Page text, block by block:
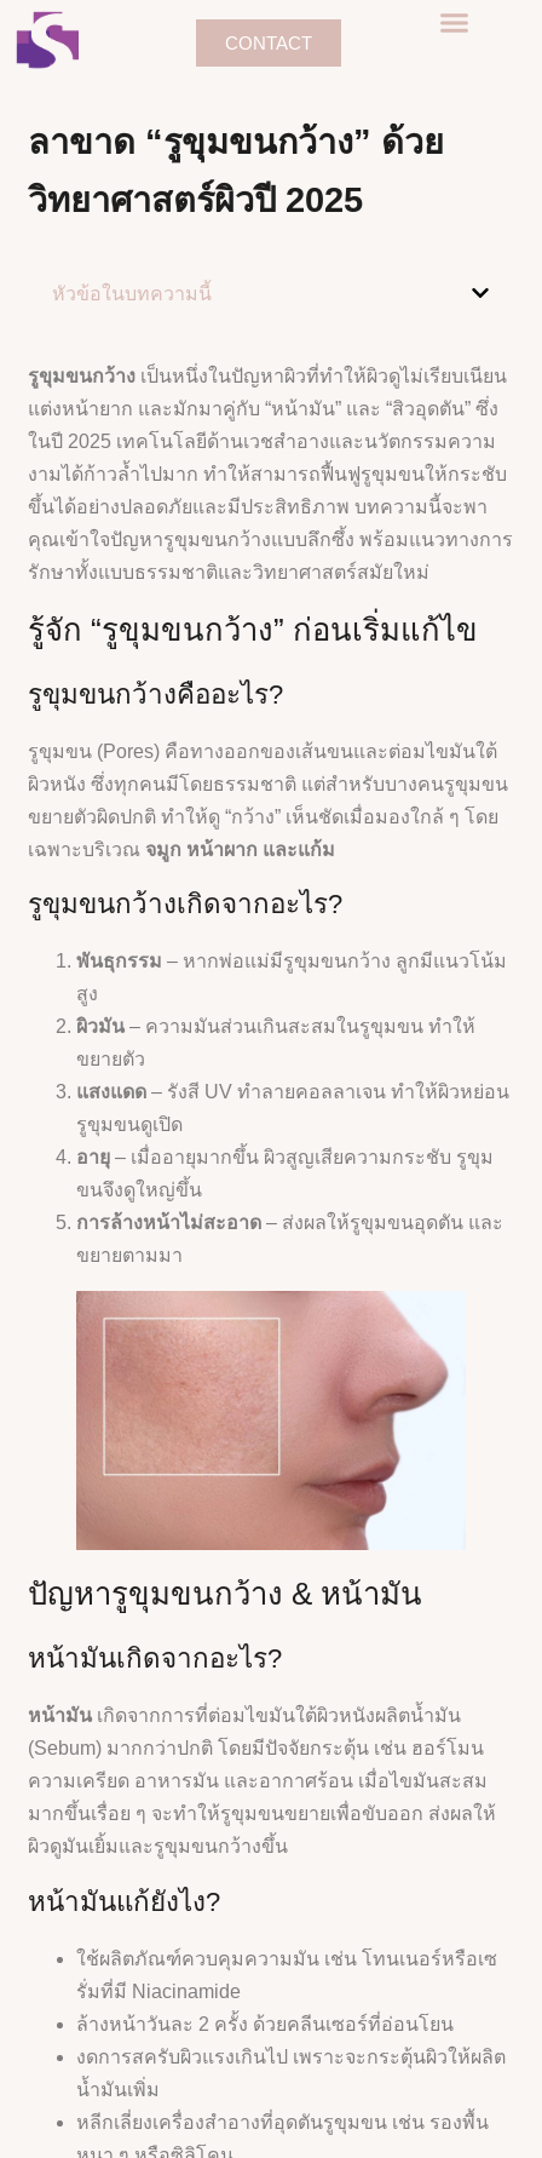
CONTACT
ลาขาด “รูขุมขนกว้าง” ด้วย
วิทยาศาสตร์ผิวปี 2025
หัวข้อในบทความนี้
รูขุมขนกว้าง เป็นหนึ่งในปัญหาผิวที่ทำให้ผิวดูไม่เรียบเนียน
แต่งหน้ายาก และมักมาคู่กับ “หน้ามัน” และ “สิวอุดตัน” ซึ่ง
ในปี 2025 เทคโนโลยีด้านเวชสำอางและนวัตกรรมความ
งามได้ก้าวล้ำไปมาก ทำให้สามารถฟื้นฟูรูขุมขนให้กระชับ
ขึ้นได้อย่างปลอดภัยและมีประสิทธิภาพ บทความนี้จะพา
คุณเข้าใจปัญหารูขุมขนกว้างแบบลึกซึ้ง พร้อมแนวทางการ
รักษาทั้งแบบธรรมชาติและวิทยาศาสตร์สมัยใหม่
รู้จัก “รูขุมขนกว้าง” ก่อนเริ่มแก้ไข
รูขุมขนกว้างคืออะไร?
รูขุมขน (Pores) คือทางออกของเส้นขนและต่อมไขมันใต้
ผิวหนัง ซึ่งทุกคนมีโดยธรรมชาติ แต่สำหรับบางคนรูขุมขน
ขยายตัวผิดปกติ ทำให้ดู “กว้าง” เห็นชัดเมื่อมองใกล้ ๆ โดย
เฉพาะบริเวณ จมูก หน้าผาก และแก้ม
รูขุมขนกว้างเกิดจากอะไร?
พันธุกรรม – หากพ่อแม่มีรูขุมขนกว้าง ลูกมีแนวโน้ม
สูง
ผิวมัน – ความมันส่วนเกินสะสมในรูขุมขน ทำให้
ขยายตัว
แสงแดด – รังสี UV ทำลายคอลลาเจน ทำให้ผิวหย่อน
รูขุมขนดูเปิด
อายุ – เมื่ออายุมากขึ้น ผิวสูญเสียความกระชับ รูขุม
ขนจึงดูใหญ่ขึ้น
การล้างหน้าไม่สะอาด – ส่งผลให้รูขุมขนอุดตัน และ
ขยายตามมา
ปัญหารูขุมขนกว้าง & หน้ามัน
หน้ามันเกิดจากอะไร?
หน้ามัน เกิดจากการที่ต่อมไขมันใต้ผิวหนังผลิตน้ำมัน
(Sebum) มากกว่าปกติ โดยมีปัจจัยกระตุ้น เช่น ฮอร์โมน
ความเครียด อาหารมัน และอากาศร้อน เมื่อไขมันสะสม
มากขึ้นเรื่อย ๆ จะทำให้รูขุมขนขยายเพื่อขับออก ส่งผลให้
ผิวดูมันเยิ้มและรูขุมขนกว้างขึ้น
หน้ามันแก้ยังไง?
ใช้ผลิตภัณฑ์ควบคุมความมัน เช่น โทนเนอร์หรือเซ
รั่มที่มี Niacinamide
ล้างหน้าวันละ 2 ครั้ง ด้วยคลีนเซอร์ที่อ่อนโยน
งดการสครับผิวแรงเกินไป เพราะจะกระตุ้นผิวให้ผลิต
น้ำมันเพิ่ม
หลีกเลี่ยงเครื่องสำอางที่อุดตันรูขุมขน เช่น รองพื้น